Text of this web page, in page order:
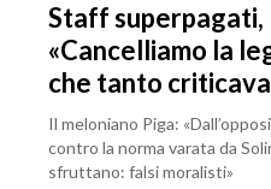
Staff superpagati,
«Cancelliamo la
che tanto
Il meloniano Piga:
contro la norma varata da
sfruttano: falsi moralisti»